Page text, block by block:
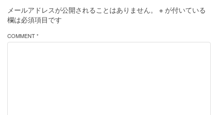
メールアドレスが公開されることはありません。 ※ が付いている
欄は必須項目です
COMMENT *